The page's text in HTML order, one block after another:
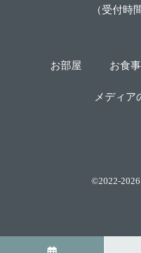
（受付時
お部屋 お食事
メディア
©2022-